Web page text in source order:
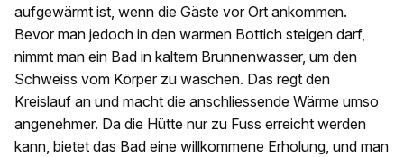
aufgewärmt ist, wenn die Gäste vor Ort ankommen.
Bevor man jedoch in den warmen Bottich steigen darf,
nimmt man ein Bad in kaltem Brunnenwasser, um den
Schweiss vom Körper zu waschen. Das regt den
Kreislauf an und macht die anschliessende Wärme umso
angenehmer. Da die Hütte nur zu Fuss erreicht werden
kann, bietet das Bad eine willkommene Erholung, und man